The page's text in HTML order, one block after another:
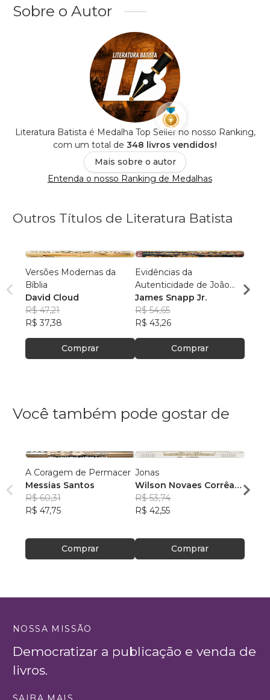
Sobre o Autor
Literatura Batista é Medalha Top Seller no nosso Ranking,
com um total de 348 livros vendidos!
Mais sobre o autor
Entenda o nosso Ranking de Medalhas
Outros Títulos de Literatura Batista
Versões Modernas da
Bíblia
David Cloud
R$ 47,21
R$ 37,38
Comprar
Evidências da
Autenticidade de João
7.53-8.11
James Snapp Jr.
R$ 54,65
R$ 43,26
Comprar
Sitri
Você também pode gostar de
A Coragem de Permacer
Messias Santos
R$ 60,31
R$ 47,75
Comprar
Jonas
Wilson Novaes Corrêa
Júnior
R$ 53,74
R$ 42,55
Comprar
NOSSA MISSÃO
Democratizar a publicação e venda de
livros.